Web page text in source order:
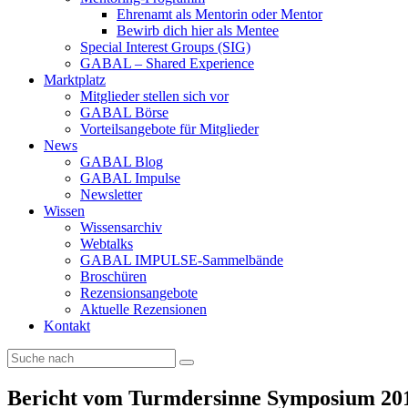
Ehrenamt als Mentorin oder Mentor
Bewirb dich hier als Mentee
Special Interest Groups (SIG)
GABAL – Shared Experience
Marktplatz
Mitglieder stellen sich vor
GABAL Börse
Vorteilsangebote für Mitglieder
News
GABAL Blog
GABAL Impulse
Newsletter
Wissen
Wissensarchiv
Webtalks
GABAL IMPULSE-Sammelbände
Broschüren
Rezensionsangebote
Aktuelle Rezensionen
Kontakt
Bericht vom Turmdersinne Symposium